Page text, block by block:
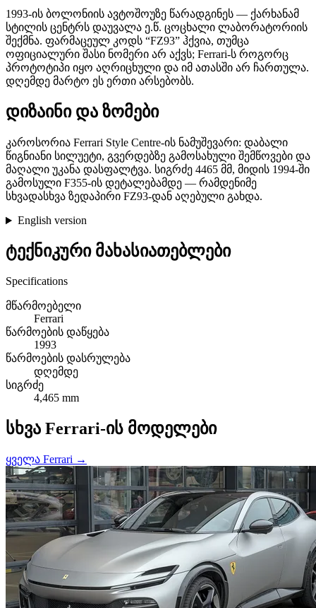
1993-ის ბოლონიის ავტოშოუზე წარადგინეს — ქარხანამ
სტილის ცენტრს დაუვალა ე.წ. ცოცხალი ლაბორატორიის
შექმნა. ფარმაცეულ კოდს “FZ93” ჰქვია, თუმცა
ოფიციალური შასი ნომერი არ აქვს; Ferrari-ს როგორც
პროტოტიპი იყო აღრიცხული და იმ ათასში არ ჩართულა.
დღემდე მარტო ეს ერთი არსებობს.
დიზაინი და ზომები
კაროსორია Ferrari Style Centre-ის ნამუშევარი: დაბალი
წიგნიანი სილუეტი, გვერდებზე გამოსახული შემწოვები და
მაღალი უკანა დასფალტვა. სიგრძე 4465 მმ, მიდის 1994-ში
გამოსული F355-ის დეტალებამდე — რამდენიმე
სხვადასხვა ზედაპირი FZ93-დან აღებული გახდა.
English version
ტექნიკური მახასიათებლები
Specifications
მწარმოებელი
Ferrari
წარმოების დაწყება
1993
წარმოების დასრულება
დღემდე
სიგრძე
4,465 mm
სხვა Ferrari-ის მოდელები
ყველა Ferrari →